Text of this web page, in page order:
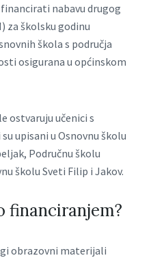
nabavu drugog
za školsku godinu
škola s područja
osigurana u općinskom
ostvaruju učenici s
upisani u Osnovnu školu
Područnu školu
školu Sveti Filip i Jakov.
financiranjem?
obrazovni materijali